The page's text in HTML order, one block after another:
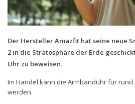
Flatrate-Prepaidtarife
Mobilfunk-Vergleichsrechner
Mobilfunk-Tarifrechner
Flatrate-Datentarife
Der Hersteller Amazfit hat seine neue
2 in die Stratosphäre der Erde
Uhr zu beweisen.
Im Handel kann die Armbanduhr für rund
werden.